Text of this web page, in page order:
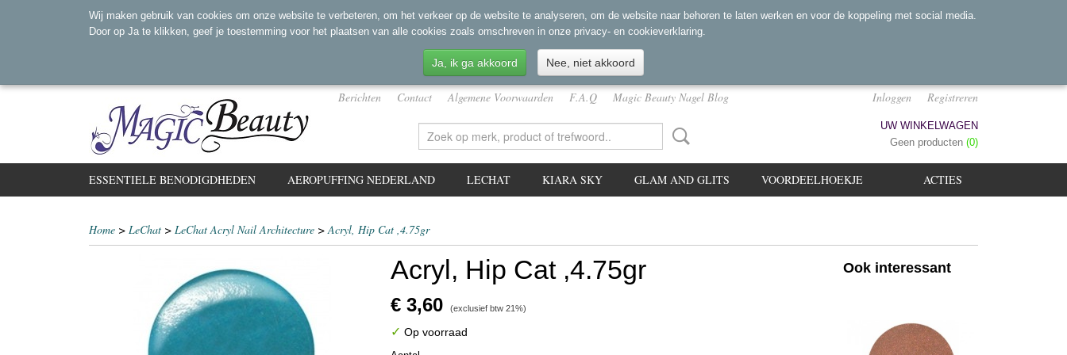
Berichten Contact Algemene Voorwaarden F.A.Q Magic Beauty Nagel Blog Inloggen Registreren
UW WINKELWAGEN
Geen producten (0)
ACTIES
ESSENTIELE BENODIGDHEDEN AEROPUFFING NEDERLAND LECHAT KIARA SKY GLAM AND GLITS VOORDEELHOEKJE
Home > LeChat > LeChat Acryl Nail Architecture >Acryl, Hip Cat ,4.75gr
Acryl, Hip Cat ,4.75gr
€ 3,60 (exclusief btw 21%)
✓ Op voorraad
Ook interessant
Wij maken gebruik van cookies om onze website te verbeteren, om het verkeer op de website te analyseren, om de website naar behoren te laten werken en voor de koppeling met social media.
Door op Ja te klikken, geef je toestemming voor het plaatsen van alle cookies zoals omschreven in onze privacy- en cookieverklaring.
Ja, ik ga akkoord Nee, niet akkoord